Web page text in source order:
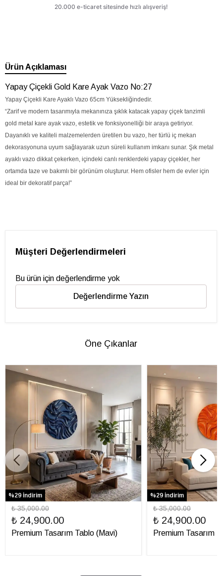
Ürün Açıklaması
Yapay Çiçekli Gold Kare Ayak Vazo No:27
Yapay Çiçekli Kare Ayaklı Vazo 65cm Yüksekliğindedir.
“Zarif ve modern tasarımıyla mekanınıza şıklık katacak yapay çiçek tanzimli
gold metal kare ayak vazo, estetik ve fonksiyonelliği bir araya getiriyor.
Dayanıklı ve kaliteli malzemelerden üretilen bu vazo, her türlü iç mekan
dekorasyonuna uyum sağlayarak uzun süreli kullanım imkanı sunar. Şık metal
ayaklı vazo dikkat çekerken, içindeki canlı renklerdeki yapay çiçekler, her
ortamda taze ve bakımlı bir görünüm oluşturur. Hem ofisler hem de evler için
ideal bir dekoratif parça!”
Müşteri Değerlendirmeleri
Bu ürün için değerlendirme yok
Değerlendirme Yazın
Öne Çıkanlar
%29 İndirim
₺ 35,000.00
₺ 24,900.00
Premium Tasarım Tablo (Mavi)
%29 İndirim
₺ 35,000.00
₺ 24,900.00
Premium Tasarım